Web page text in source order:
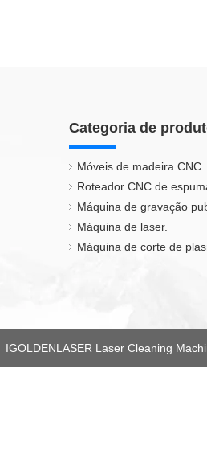
Categoria de
Móveis de madeira CNC.
Roteador CNC de
Máquina de gravação
Máquina de laser.
Máquina de corte de
IGOLDENLASER Laser Cleaning